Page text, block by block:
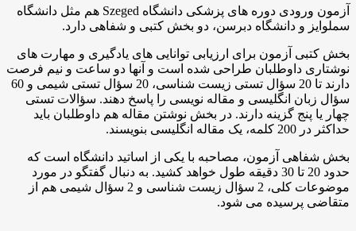
آزمون ورودی دوره های پزشکی دانشگاه Szeged هم مثل دانشگاه
سملوایز و دانشگاه دبرسن، دو بخش کتبی و شفاهی دارد.
بخش کتبی آزمون برای ارزیابی توانایی های یادگیری و مهارت های
نوشتاری داوطلبان طراحی شده است و آنها دو ساعت و نیم فرصت
دارند تا 20 سؤال تستی زیست شناسی، 20 سؤال تستی شیمی و 60
سؤال زبان انگلیسی و مقاله نویسی را پاسخ دهند. سؤالات تستی
چهار یا پنج گزینه دارند. در بخش نوشتن مقاله هم داوطلبان باید
حداکثر در 200 کلمه، یک مقاله انگلیسی بنویسند.
بخش شفاهی آزمون، مصاحبه با یکی از اساتید دانشگاه است که
حدود 20 تا 30 دقیقه طول خواهد کشید. به دنبال گفتگو در مورد
موضوعات کلی، 2 سؤال زیست شناسی و 2 سؤال شیمی هم از
متقاضی پرسیده می شود.